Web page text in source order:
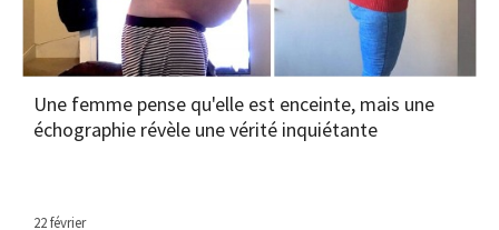
Une femme pense qu'elle est enceinte, mais une
échographie révèle une vérité inquiétante
22 février